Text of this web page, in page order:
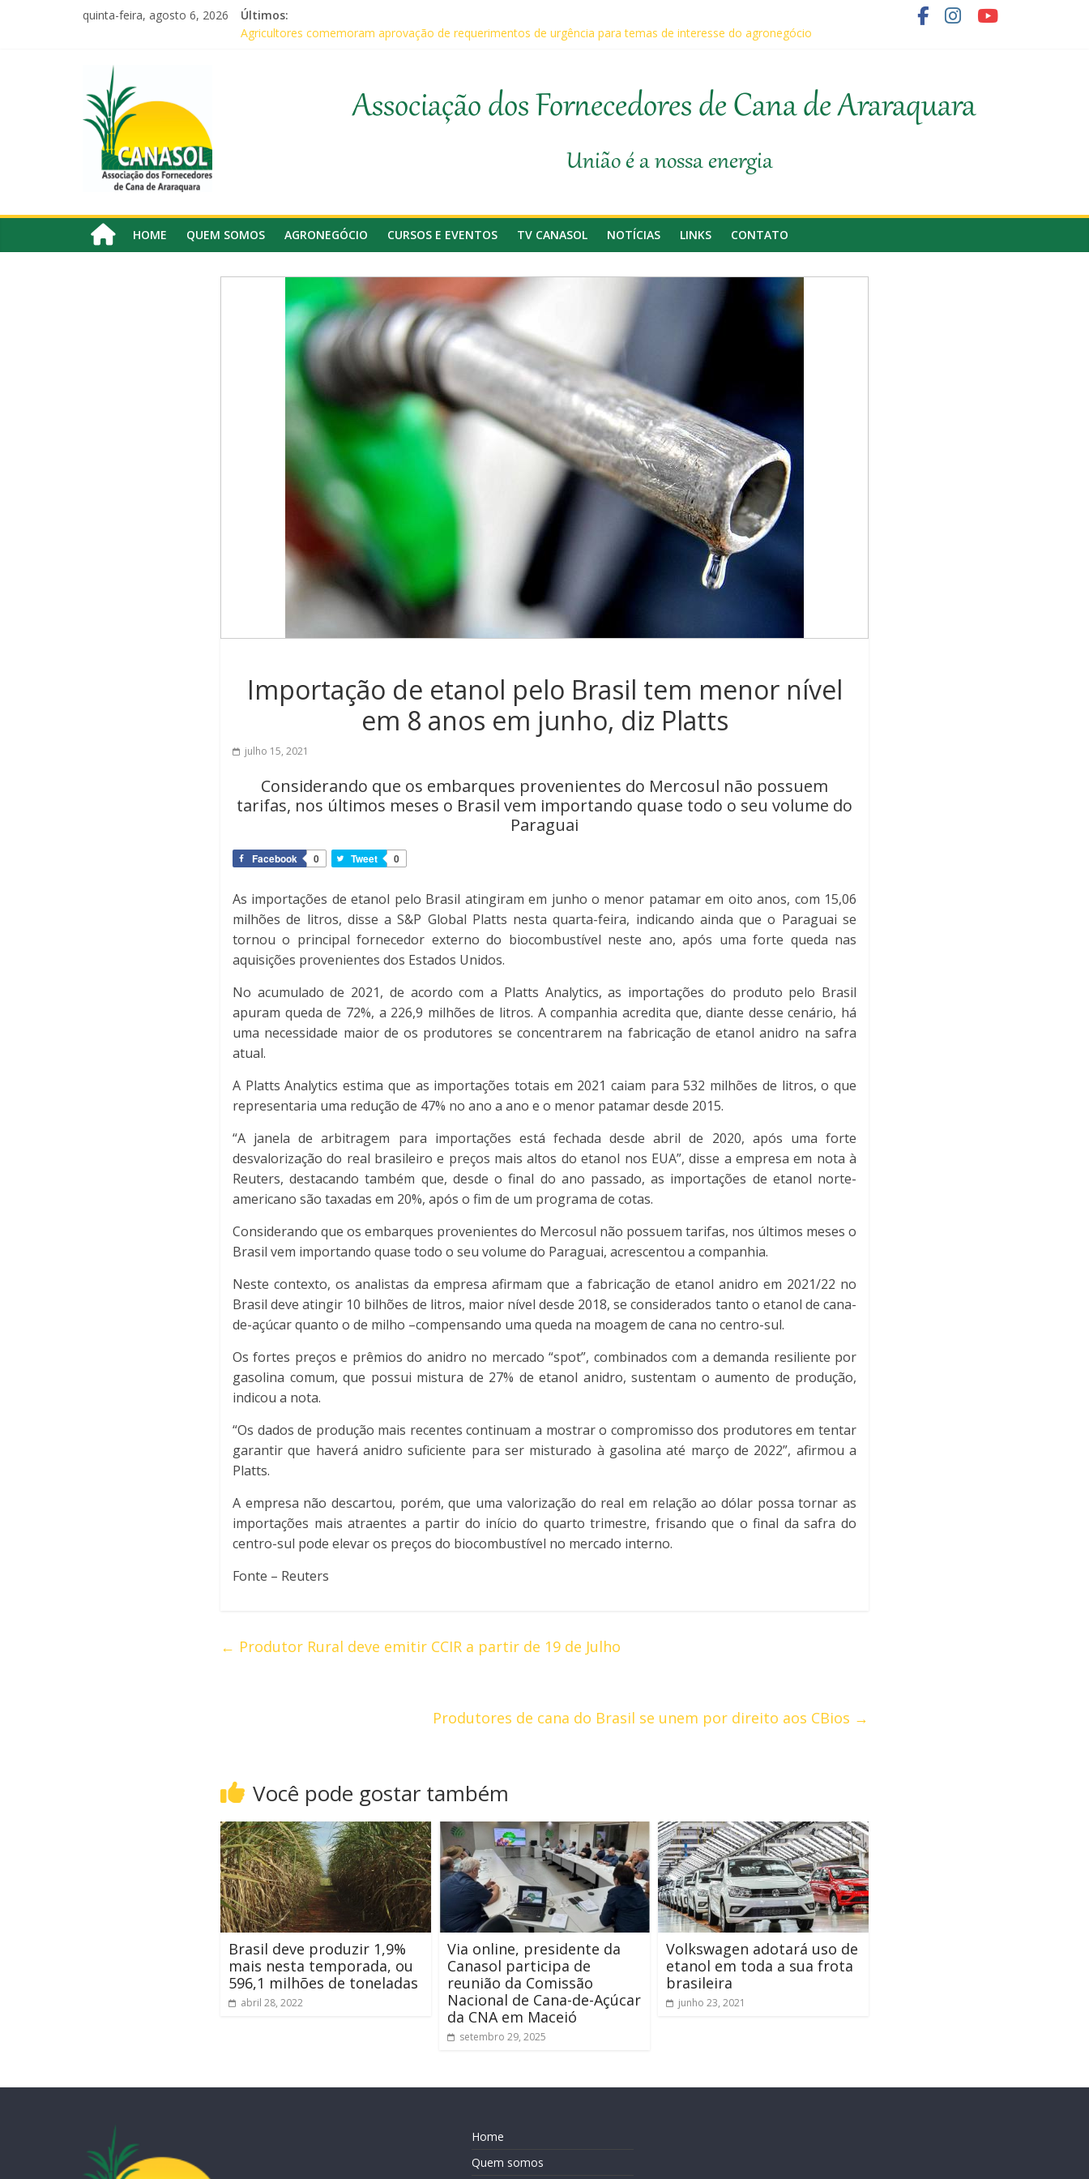
quinta-feira, agosto 6, 2026
Últimos:
Agricultores comemoram aprovação de requerimentos de urgência para temas de interesse do agronegócio
Associados da Canasol participam da Coopercitrus Expo 2026
Baile Junino (2026) – Canasol
Canasol
Associação
dos
Fornecedores
Associação dos Fornecedores de Cana de Araraquara
União é a nossa energia
HOME QUEM SOMOS AGRONEGÓCIO CURSOS E EVENTOS TV CANASOL NOTÍCIAS LINKS CONTATO
Importação de etanol pelo Brasil tem menor nível
em 8 anos em junho, diz Platts
julho 15, 2021
Considerando que os embarques provenientes do Mercosul não possuem
tarifas, nos últimos meses o Brasil vem importando quase todo o seu volume do
Paraguai
Facebook 0 Tweet 0
As importações de etanol pelo Brasil atingiram em junho o menor patamar em oito anos, com 15,06
milhões de litros, disse a S&P Global Platts nesta quarta-feira, indicando ainda que o Paraguai se
tornou o principal fornecedor externo do biocombustível neste ano, após uma forte queda nas
aquisições provenientes dos Estados Unidos.
No acumulado de 2021, de acordo com a Platts Analytics, as importações do produto pelo Brasil
apuram queda de 72%, a 226,9 milhões de litros. A companhia acredita que, diante desse cenário, há
uma necessidade maior de os produtores se concentrarem na fabricação de etanol anidro na safra
atual.
A Platts Analytics estima que as importações totais em 2021 caiam para 532 milhões de litros, o que
representaria uma redução de 47% no ano a ano e o menor patamar desde 2015.
“A janela de arbitragem para importações está fechada desde abril de 2020, após uma forte
desvalorização do real brasileiro e preços mais altos do etanol nos EUA”, disse a empresa em nota à
Reuters, destacando também que, desde o final do ano passado, as importações de etanol norte-
americano são taxadas em 20%, após o fim de um programa de cotas.
Considerando que os embarques provenientes do Mercosul não possuem tarifas, nos últimos meses o
Brasil vem importando quase todo o seu volume do Paraguai, acrescentou a companhia.
Neste contexto, os analistas da empresa afirmam que a fabricação de etanol anidro em 2021/22 no
Brasil deve atingir 10 bilhões de litros, maior nível desde 2018, se considerados tanto o etanol de cana-
de-açúcar quanto o de milho –compensando uma queda na moagem de cana no centro-sul.
Os fortes preços e prêmios do anidro no mercado “spot”, combinados com a demanda resiliente por
gasolina comum, que possui mistura de 27% de etanol anidro, sustentam o aumento de produção,
indicou a nota.
“Os dados de produção mais recentes continuam a mostrar o compromisso dos produtores em tentar
garantir que haverá anidro suficiente para ser misturado à gasolina até março de 2022”, afirmou a
Platts.
A empresa não descartou, porém, que uma valorização do real em relação ao dólar possa tornar as
importações mais atraentes a partir do início do quarto trimestre, frisando que o final da safra do
centro-sul pode elevar os preços do biocombustível no mercado interno.
Fonte – Reuters
← Produtor Rural deve emitir CCIR a partir de 19 de Julho
Produtores de cana do Brasil se unem por direito aos CBios →
Você pode gostar também
Brasil deve produzir 1,9%
mais nesta temporada, ou
596,1 milhões de toneladas
abril 28, 2022
Via online, presidente da
Canasol participa de
reunião da Comissão
Nacional de Cana-de-Açúcar
da CNA em Maceió
setembro 29, 2025
Volkswagen adotará uso de
etanol em toda a sua frota
brasileira
junho 23, 2021
Home
Quem somos